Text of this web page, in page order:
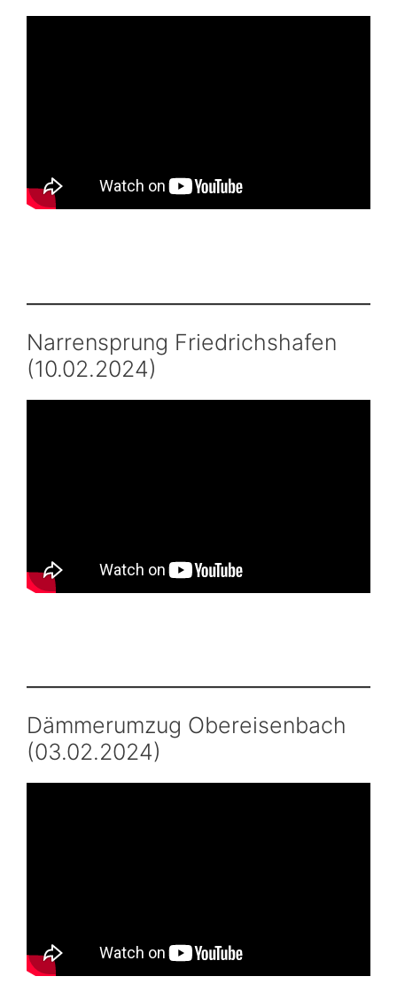
Narrensprung Friedrichshafen
(10.02.2024)
Dämmerumzug Obereisenbach
(03.02.2024)